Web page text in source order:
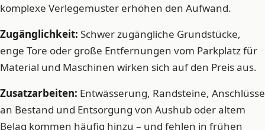
komplexe Verlegemuster erhöhen den Aufwand.
Zugänglichkeit: Schwer zugängliche Grundstücke,
enge Tore oder große Entfernungen vom Parkplatz für
Material und Maschinen wirken sich auf den Preis aus.
Zusatzarbeiten: Entwässerung, Randsteine, Anschlüsse
an Bestand und Entsorgung von Aushub oder altem
Belag kommen häufig hinzu – und fehlen in frühen